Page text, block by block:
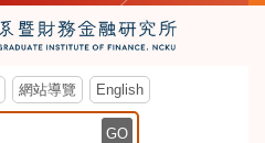
網站導覽 English
GO